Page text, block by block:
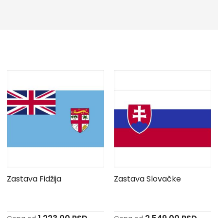
Zastava Fidžija Zastava Slovačke